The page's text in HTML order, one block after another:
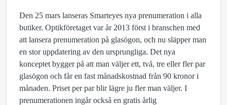
Den 25 mars lanseras Smarteyes nya prenumeration i alla
butiker. Optikföretaget var år 2013 först i branschen med
att lansera prenumeration på glasögon, och nu släpper man
en stor uppdatering av den ursprungliga. Det nya
konceptet bygger på att man väljer ett, två, tre eller fler par
glasögon och får en fast månadskostnad från 90 kronor i
månaden. Priset per par blir lägre ju fler man väljer. I
prenumerationen ingår också en gratis årlig